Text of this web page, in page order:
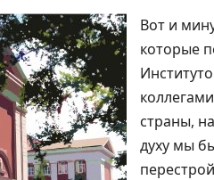
Вот и
которые
страны,
духу мы